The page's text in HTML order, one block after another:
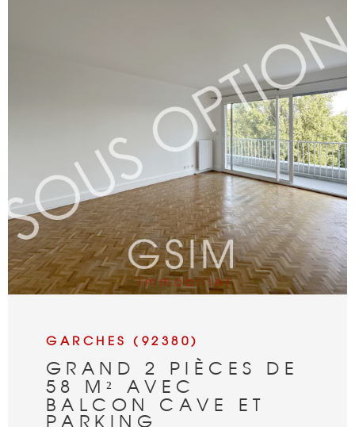
GARCHES (92380)
GRAND 2 PIÈCES DE
58 M² AVEC
BALCON CAVE ET
PARKING
VOIR LE BIEN